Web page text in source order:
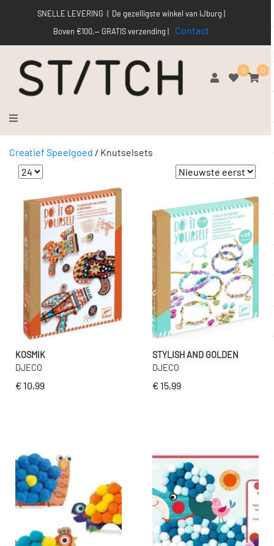
SNELLE LEVERING | De gezelligste winkel van IJburg |
Boven €100,-- GRATIS verzending |
Contact
0 0
Creatief Speelgoed / Knutselsets
KOSMIK
DJECO
€ 10,99
STYLISH AND GOLDEN
DJECO
€ 15,99